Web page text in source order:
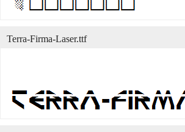
Terra-Firma-Laser.ttf